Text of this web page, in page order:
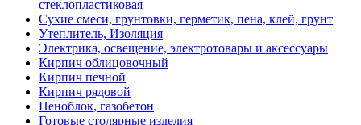
стеклопластиковая
Сухие смеси, грунтовки, герметик, пена, клей, грунт
Утеплитель, Изоляция
Электрика, освещение, электротовары и аксессуары
Кирпич облицовочный
Кирпич печной
Кирпич рядовой
Пеноблок, газобетон
Готовые столярные изделия